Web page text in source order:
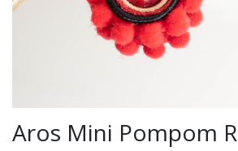
Aros Mini Pompom